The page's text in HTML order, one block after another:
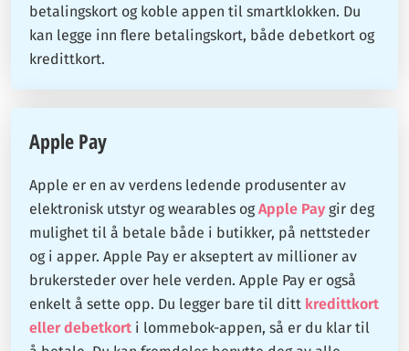
betalingskort og koble appen til smartklokken. Du
kan legge inn flere betalingskort, både debetkort og
kredittkort.
Apple Pay
Apple er en av verdens ledende produsenter av
elektronisk utstyr og wearables ogApple Pay gir deg
mulighet til å betale både i butikker, på nettsteder
og i apper. Apple Pay er akseptert av millioner av
brukersteder over hele verden. Apple Pay er også
enkelt å sette opp. Du legger bare til ditt kredittkort
eller debetkort i lommebok-appen, så er du klar til